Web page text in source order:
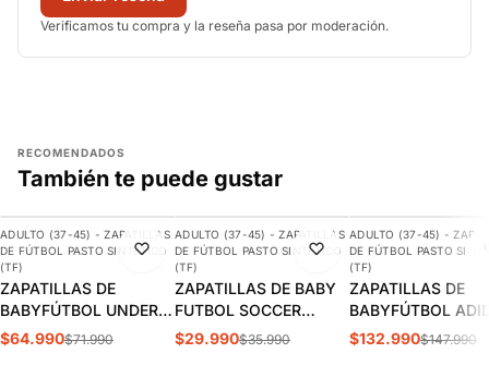
Verificamos tu compra y la reseña pasa por moderación.
RECOMENDADOS
También te puede gustar
-10%
AGREGAR
ADULTO (37-45) - ZAPATILLAS
DE FÚTBOL PASTO SINTÉTICO
(TF)
ZAPATILLAS DE
BABYFÚTBOL UNDER
ARMOUR SHADOW
$64.990$71.990
-17%
AGREGAR
ADULTO (37-45) - ZAPATILLAS
DE FÚTBOL PASTO SINTÉTICO
(TF)
ZAPATILLAS DE BABY
FUTBOL SOCCER
DARKBLUE ADULTO
$29.990$35.990
-10%
ADULTO (37-45) -
DE FÚTBOL PASTO
(TF)
ZAPATILLAS DE
BABYFÚTBOL
COPA MUNDIAL
$132.990$147.990